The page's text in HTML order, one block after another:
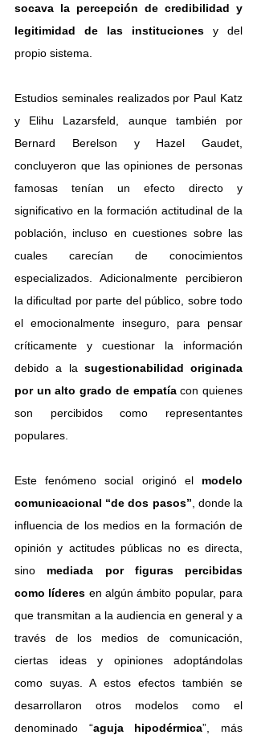
socava la percepción de credibilidad y
legitimidad de las instituciones y del
propio sistema.
Estudios seminales realizados por Paul Katz
y Elihu Lazarsfeld, aunque también por
Bernard Berelson y Hazel Gaudet,
concluyeron que las opiniones de personas
famosas tenían un efecto directo y
significativo en la formación actitudinal de la
población, incluso en cuestiones sobre las
cuales carecían de conocimientos
especializados. Adicionalmente percibieron
la dificultad por parte del público, sobre todo
el emocionalmente inseguro, para pensar
críticamente y cuestionar la información
debido a la sugestionabilidad originada
por un alto grado de empatía con quienes
son percibidos como representantes
populares.
Este fenómeno social originó el modelo
comunicacional “de dos pasos” , donde la
influencia de los medios en la formación de
opinión y actitudes públicas no es directa,
sino mediada por figuras percibidas
como líderes en algún ámbito popular, para
que transmitan a la audiencia en general y a
través de los medios de comunicación,
ciertas ideas y opiniones adoptándolas
como suyas. A estos efectos también se
desarrollaron otros modelos como el
denominado “aguja hipodérmica”, más